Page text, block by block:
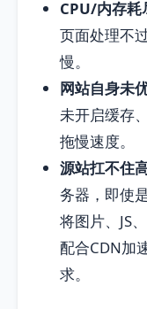
CPU/内存耗
页面处理不
慢。
网站自身未
未开启缓存
拖慢速度。
源站扛不住
务器，即使
将图片、JS
配合CDN加
求。